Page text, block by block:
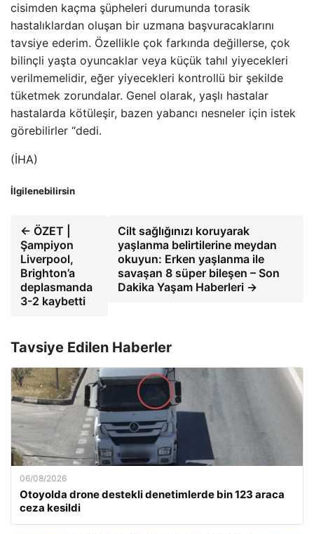
cisimden kaçma şüpheleri durumunda torasik
hastalıklardan oluşan bir uzmana başvuracaklarını
tavsiye ederim. Özellikle çok farkında değillerse, çok
bilinçli yaşta oyuncaklar veya küçük tahıl yiyecekleri
verilmemelidir, eğer yiyecekleri kontrollü bir şekilde
tüketmek zorundalar. Genel olarak, yaşlı hastalar
hastalarda kötüleşir, bazen yabancı nesneler için istek
görebilirler “dedi.
(İHA)
İlgilenebilirsin
← ÖZET |
Şampiyon
Liverpool,
Brighton’a
deplasmanda
3-2 kaybetti
Cilt sağlığınızı koruyarak
yaşlanma belirtilerine meydan
okuyun: Erken yaşlanma ile
savaşan 8 süper bileşen – Son
Dakika Yaşam Haberleri →
Tavsiye Edilen Haberler
06/08/2026
Otoyolda drone destekli denetimlerde bin 123 araca
ceza kesildi